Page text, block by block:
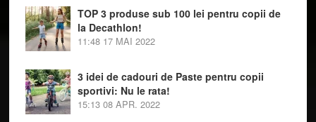
TOP 3 produse sub 100 lei pentru copii de
la Decathlon!
11:48 17 MAI 2022
3 idei de cadouri de Paste pentru copii
sportivi: Nu le rata!
15:13 08 APR. 2022